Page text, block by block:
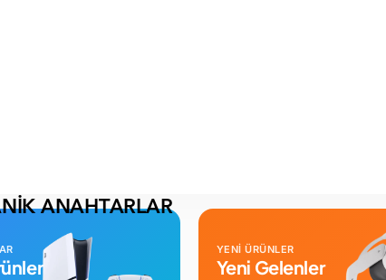
ANAHTARLAR
YENİ ÜRÜNLER
Yeni Gelenler